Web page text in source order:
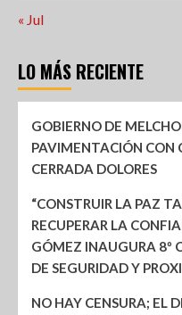
« Jul
LO MÁS RECIENTE
GOBIERNO DE
PAVIMENTACIÓN CON
CERRADA DOLORES
“CONSTRUIR LA PAZ
RECUPERAR LA
GÓMEZ INAUGURA 8º
DE SEGURIDAD Y
NO HAY CENSURA; EL